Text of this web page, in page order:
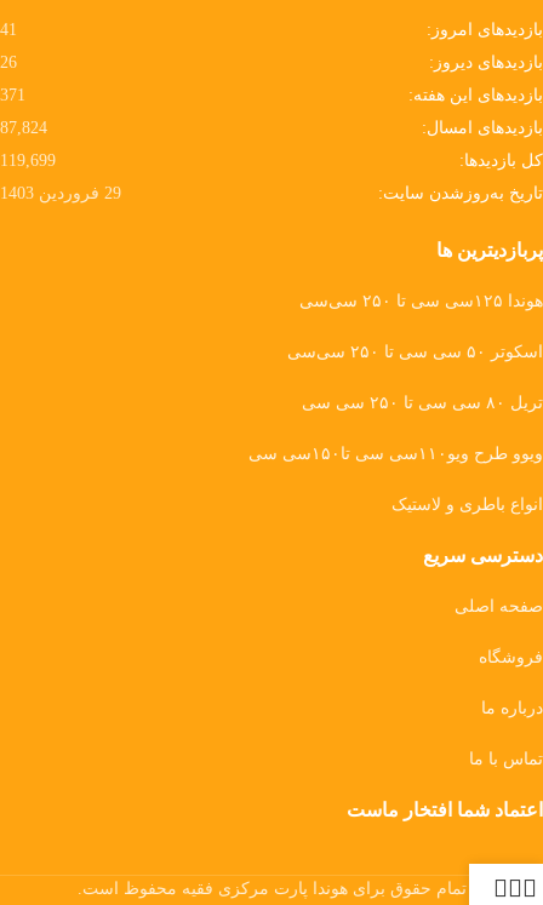
بازدیدهای امروز:
41
بازدیدهای دیروز:
26
بازدیدهای این هفته:
371
بازدیدهای امسال:
87,824
کل بازدیدها:
119,699
تاریخ به‌روزشدن سایت:
29 فروردین 1403
پربازدیترین ها
هوندا ۱۲۵سی سی تا ۲۵۰ سی‌سی
اسکوتر ۵۰ سی سی تا ۲۵۰ سی‌سی
تریل ۸۰ سی سی تا ۲۵۰ سی سی
ویوو طرح ویو۱۱۰سی سی تا۱۵۰سی سی
انواع باطری و لاستیک
دسترسی سریع
صفحه اصلی
فروشگاه
درباره ما
تماس با ما
اعتماد شما افتخار ماست
تمام حقوق برای هوندا پارت مرکزی فقیه محفوظ است.